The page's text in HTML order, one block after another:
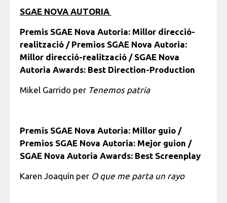
SGAE NOVA AUTORIA
Premis SGAE Nova Autoria: Millor direcció-
realització / Premios SGAE Nova Autoria:
Millor direcció-realització / SGAE Nova
Autoria Awards: Best Direction-Production
Mikel Garrido per Tenemos patria
Premis SGAE Nova Autoria: Millor guio /
Premios SGAE Nova Autoria: Mejor guion /
SGAE Nova Autoria Awards: Best Screenplay
Karen Joaquín per O que me parta un rayo